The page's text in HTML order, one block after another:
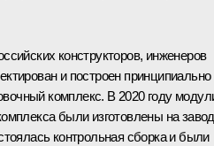
конструкторов, инженеров
и построен принципиально
комплекс. В 2020 году
были изготовлены на
контрольная сборка и были